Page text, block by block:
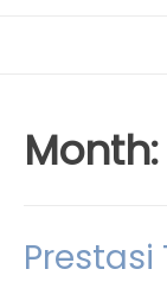
Month: